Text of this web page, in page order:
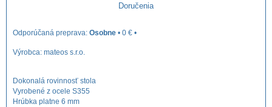
Doručenia
Osobne • 0 € •
Výrobca: mateos s.r.o.
Dokonalá rovinnosť stola
Vyrobené z ocele S355
Hrúbka platne 6 mm